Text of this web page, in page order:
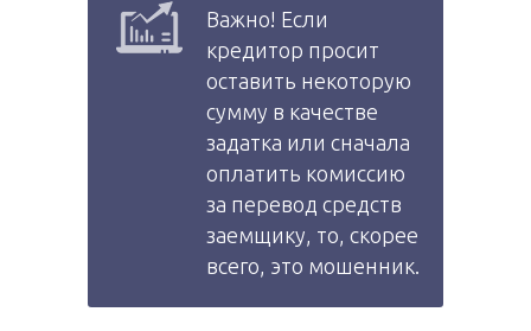
Важно! Если
кредитор просит
оставить некоторую
сумму в качестве
задатка или сначала
оплатить комиссию
за перевод средств
заемщику, то, скорее
всего, это мошенник.